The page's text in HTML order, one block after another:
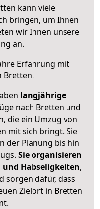
kann viele
bringen, um Ihnen
wir Ihnen unsere
an.
Erfahrung mit
Bretten.
langjährige
nach Bretten und
die ein Umzug von
mit sich bringt. Sie
der Planung bis hin
Sie organisieren
Habseligkeiten,
sorgen dafür, dass
Zielort in Bretten